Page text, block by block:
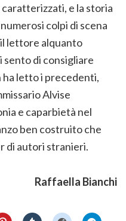
e la storia
colpi di scena
lettore alquanto
sento di consigliare
ha letto i precedenti,
Alvise
e caparbietà nel
ben costruito che
di autori stranieri.
Raffaella Bianchi